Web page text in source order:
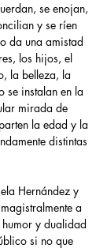
se enojan,
y se ríen
da una amistad
los hijos, el
la belleza, la
se instalan en la
mirada de
la edad y la
distintas
Hernández y
a
humor y dualidad
si no que